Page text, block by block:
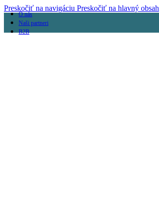
Preskočiť na navigáciu Preskočiť na hlavný obsah
O nás
Naši partneri
B2B